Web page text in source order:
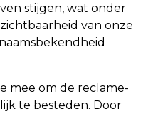
stijgen, wat onder
van onze
mee om de reclame-
te besteden. Door